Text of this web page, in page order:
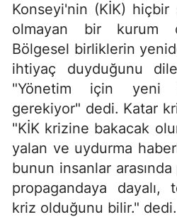
Konseyi'nin (KİK)
olmayan bir kurum
Bölgesel birliklerin
ihtiyaç duyduğunu
"Yönetim için yeni
gerekiyor" dedi. Katar
"KİK krizine bakacak
yalan ve uydurma
bunun insanlar
propagandaya
kriz olduğunu bilir." dedi.